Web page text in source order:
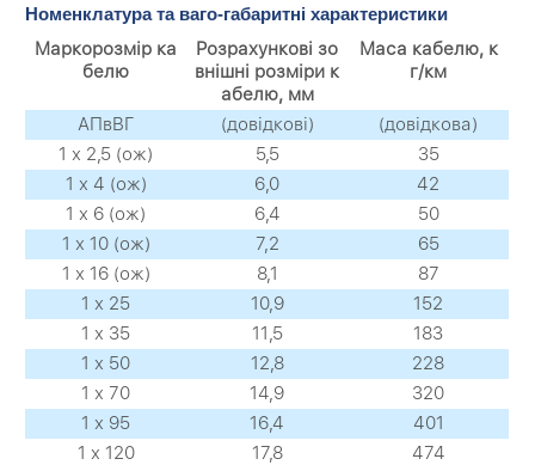
Номенклатура та ваго-габаритні характеристики
Маркорозмір ка
белю
Розрахункові зо
внішні розміри к
абелю, мм
Маса кабелю, к
г/км
АПвВГ (довідкові)
(довідкова)
1 х 2,5 (ож)
5,5
35
1 х 4 (ож)
6,0
42
1 х 6 (ож)
6,4
50
1 х 10 (ож)
7,2
65
1 х 16 (ож)
8,1
87
1 х 25
10,9
152
1 х 35
11,5
183
1 х 50
12,8
228
1 х 70
14,9
320
1 х 95
16,4
401
1 х 120
17,8
474